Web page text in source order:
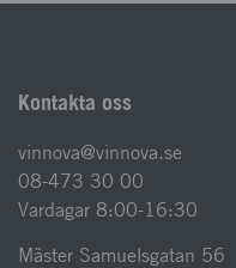
Kontakta oss
vinnova@vinnova.se
08-473 30 00
Vardagar 8:00-16:30
Mäster Samuelsgatan 56